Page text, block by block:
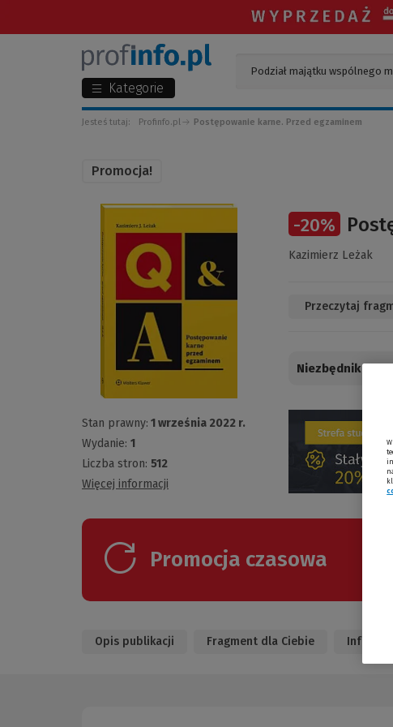
Kategorie
Jesteś tutaj: Profinfo.pl Postępowanie karne. Przed egzaminem
Promocja!
Promocja czasowa
Stan prawny: 1 września 2022 r.
Wydanie: 1
Liczba stron: 512
Więcej informacji
-20%
Kazimierz Leżak
Przeczytaj
Niezbędnik do
Opis publikacji Fragment dla Ciebie